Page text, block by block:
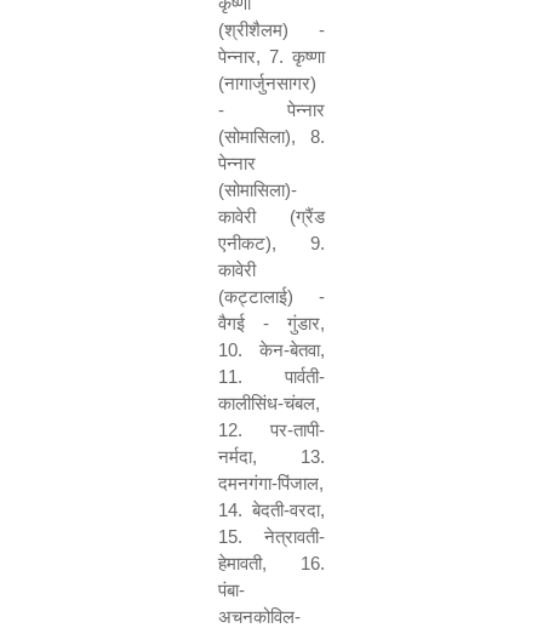
(श्रीशैलम) -
पेन्नार, 7. कृष्णा
(नागार्जुनसागर)
- पेन्नार
(सोमासिला), 8.
पेन्नार
(सोमासिला)-
कावेरी (ग्रैंड
एनीकट), 9.
कावेरी
(कट्टालाई) -
वैगई - गुंडार,
10. केन-बेतवा,
11. पार्वती-
कालीसिंध-चंबल,
12. पर-तापी-
नर्मदा, 13.
दमनगंगा-पिंजाल,
14. बेदती-वरदा,
15. नेत्रावती-
हेमावती, 16.
पंबा-
अचनकोविल-